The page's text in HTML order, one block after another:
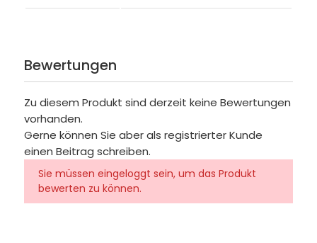
Bewertungen
Zu diesem Produkt sind derzeit keine Bewertungen
vorhanden.
Gerne können Sie aber als registrierter Kunde
einen Beitrag schreiben.
Sie müssen eingeloggt sein, um das Produkt
bewerten zu können.